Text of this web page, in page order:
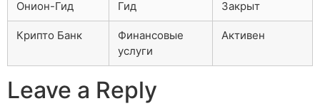
Онион-Гид Гид Закрыт
Крипто Банк
Финансовые
услуги
Активен
Leave a Reply